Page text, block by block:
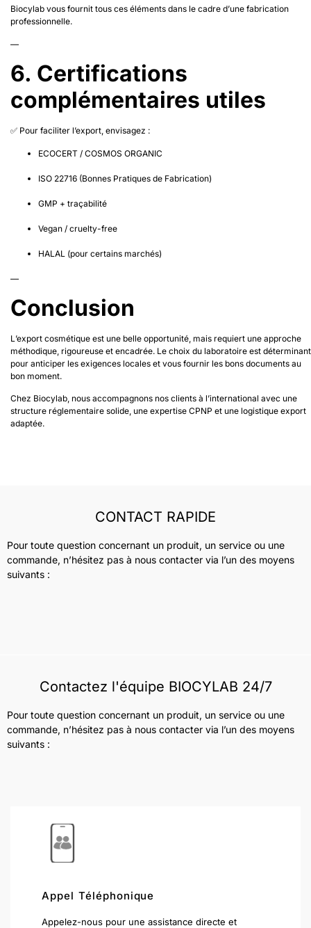
Biocylab vous fournit tous ces éléments dans le cadre d’une fabrication
professionnelle.
—
6. Certifications
complémentaires utiles
✅ Pour faciliter l’export, envisagez :
ECOCERT / COSMOS ORGANIC
ISO 22716 (Bonnes Pratiques de Fabrication)
GMP + traçabilité
Vegan / cruelty-free
HALAL (pour certains marchés)
—
Conclusion
L’export cosmétique est une belle opportunité, mais requiert une approche
méthodique, rigoureuse et encadrée. Le choix du laboratoire est déterminant
pour anticiper les exigences locales et vous fournir les bons documents au
bon moment.
Chez Biocylab, nous accompagnons nos clients à l’international avec une
structure réglementaire solide, une expertise CPNP et une logistique export
adaptée.
CONTACT RAPIDE
Pour toute question concernant un produit, un service ou une
commande, n’hésitez pas à nous contacter via l’un des moyens
suivants :
Contactez l'équipe BIOCYLAB 24/7
Pour toute question concernant un produit, un service ou une
commande, n’hésitez pas à nous contacter via l’un des moyens
suivants :
Appel Téléphonique
Appelez-nous pour une assistance directe et